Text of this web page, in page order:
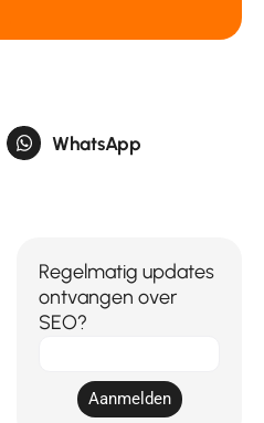
WhatsApp
Regelmatig updates
ontvangen over
SEO?
Aanmelden